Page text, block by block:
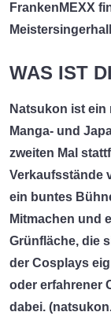
FrankenMEXX
WAS IST
Natsukon ist ein
Manga- und
zweiten Mal
Verkaufsstände
ein buntes
Mitmachen und
Grünfläche, die
der Cosplays
oder erfahrener
dabei. (